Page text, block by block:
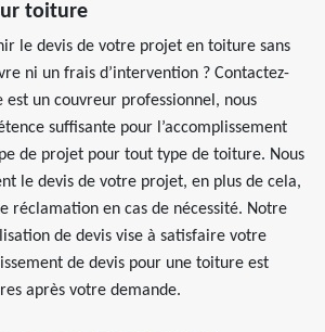
toiture
le devis de votre projet en toiture sans
ni un frais d’intervention ? Contactez-
est un couvreur professionnel, nous
suffisante pour l’accomplissement
de projet pour tout type de toiture. Nous
le devis de votre projet, en plus de cela,
réclamation en cas de nécessité. Notre
de devis vise à satisfaire votre
de devis pour une toiture est
après votre demande.